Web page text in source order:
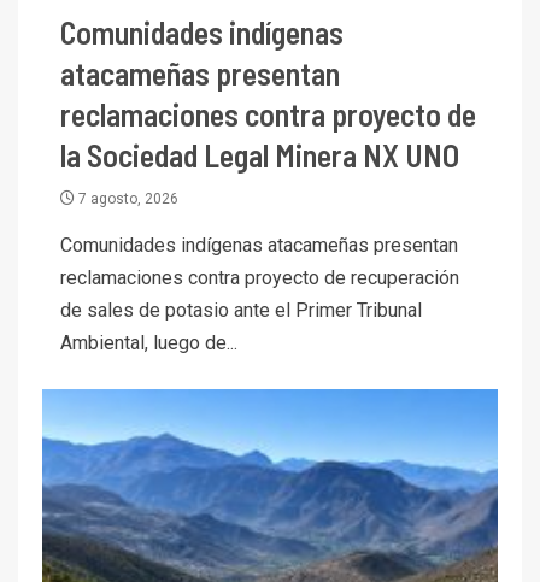
Comunidades indígenas
atacameñas presentan
reclamaciones contra proyecto de
la Sociedad Legal Minera NX UNO
7 agosto, 2026
Comunidades indígenas atacameñas presentan
reclamaciones contra proyecto de recuperación
de sales de potasio ante el Primer Tribunal
Ambiental, luego de...